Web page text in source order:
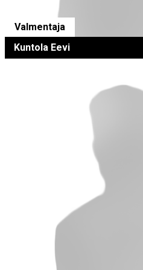
Valmentaja
Kuntola Eevi